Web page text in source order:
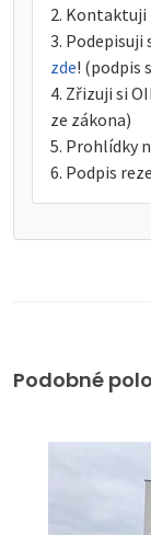
Kontaktuji
Podepisuji
zde! (podpis
Zřizuji si
ze zákona)
Prohlídky
Podpis
Podobné